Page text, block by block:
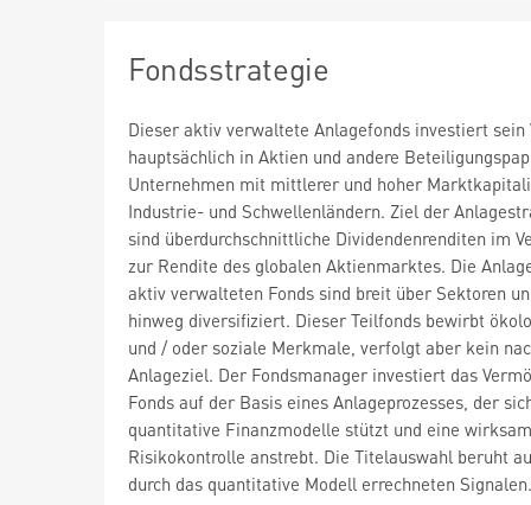
Fondsstrategie
Dieser aktiv verwaltete Anlagefonds investiert sein
hauptsächlich in Aktien und andere
Unternehmen mit mittlerer und hoher
Industrie- und Schwellenländern. Ziel der
sind überdurchschnittliche Dividendenrenditen im
zur Rendite des globalen Aktienmarktes. Die
aktiv verwalteten Fonds sind breit über Sektoren
hinweg diversifiziert. Dieser Teilfonds bewirbt
und / oder soziale Merkmale, verfolgt aber kein
Anlageziel. Der Fondsmanager investiert das
Fonds auf der Basis eines Anlageprozesses, der
quantitative Finanzmodelle stützt und eine
Risikokontrolle anstrebt. Die Titelauswahl beruht
durch das quantitative Modell errechneten